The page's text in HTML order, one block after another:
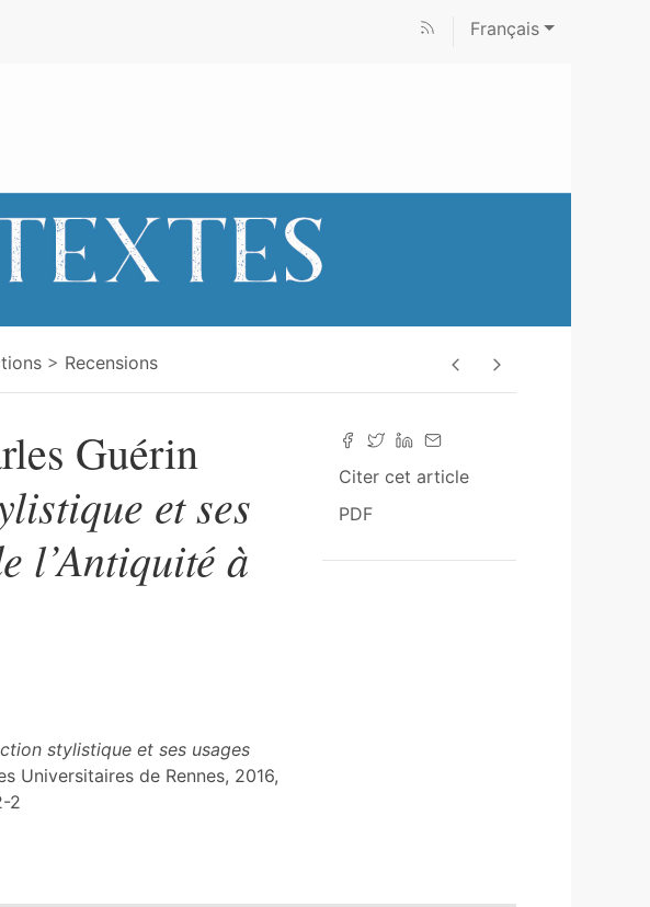
Français
Recensions
Citer cet article
PDF
Guérin
et ses
l’Antiquité à
stylistique et ses usages
Universitaires de Rennes, 2016,
2